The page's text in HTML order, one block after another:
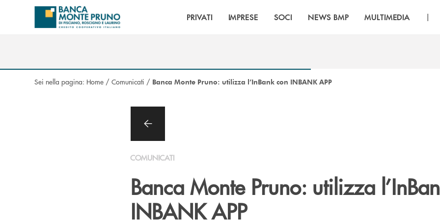
Salta al contenuto principale
PRIVATI IMPRESE SOCI NEWS BMP MULTIMEDIA |
Sei nella pagina: Home / Comunicati / Banca Monte Pruno: utilizza l’InBank con INBANK APP
COMUNICATI
Banca Monte Pruno: utilizza
INBANK APP